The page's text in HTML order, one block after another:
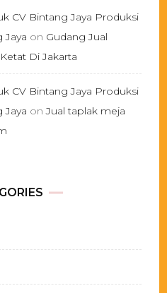
CV Bintang Jaya Produksi
Jaya on Gudang Jual
Di Jakarta
CV Bintang Jaya Produksi
Jaya onJual taplak meja